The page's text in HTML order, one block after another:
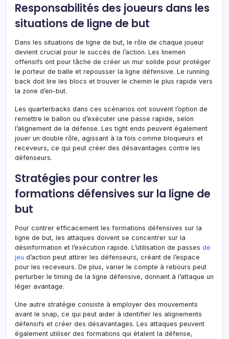
Responsabilités des joueurs dans les
situations de ligne de but
Dans les situations de ligne de but, le rôle de chaque joueur
devient crucial pour le succès de l’action. Les linemen
offensifs ont pour tâche de créer un mur solide pour protéger
le porteur de balle et repousser la ligne défensive. Le running
back doit lire les blocs et trouver le chemin le plus rapide vers
la zone d’en-but.
Les quarterbacks dans ces scénarios ont souvent l’option de
remettre le ballon ou d’exécuter une passe rapide, selon
l’alignement de la défense. Les tight ends peuvent également
jouer un double rôle, agissant à la fois comme bloqueurs et
receveurs, ce qui peut créer des désavantages contre les
défenseurs.
Stratégies pour contrer les
formations défensives sur la ligne de
but
Pour contrer efficacement les formations défensives sur la
ligne de but, les attaques doivent se concentrer sur la
désinformation et l’exécution rapide. L’utilisation de passes de
jeu d’action peut attirer les défenseurs, créant de l’espace
pour les receveurs. De plus, varier le compte à rebours peut
perturber le timing de la ligne défensive, donnant à l’attaque un
léger avantage.
Une autre stratégie consiste à employer des mouvements
avant le snap, ce qui peut aider à identifier les alignements
défensifs et créer des désavantages. Les attaques peuvent
également utiliser des formations qui étalent la défense,